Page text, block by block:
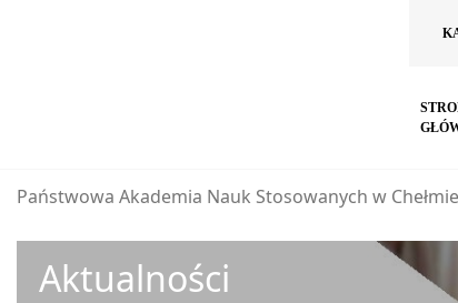
Państwowa Akademia Nauk Stosowanych w Chełmie
Aktualności